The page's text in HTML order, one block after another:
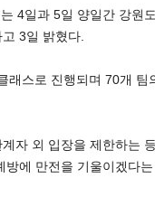
4일과 5일 양일간 강원
3일 밝혔다.
래스로 진행되며 70개 팀
자 외 입장을 제한하는
에 만전을 기울이겠다는